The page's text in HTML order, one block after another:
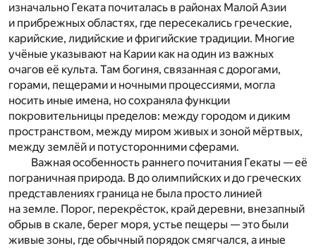
изначально Геката почиталась в районах Малой Азии
и прибрежных областях, где пересекались греческие,
карийские, лидийские и фригийские традиции. Многие
учёные указывают на Карии как на один из важных
очагов её культа. Там богиня, связанная с дорогами,
горами, пещерами и ночными процессиями, могла
носить иные имена, но сохраняла функции
покровительницы пределов: между городом и диким
пространством, между миром живых и зоной мёртвых,
между землёй и потусторонними сферами.
Важная особенность раннего почитания Гекаты — её
пограничная природа. В до олимпийских и до греческих
представлениях граница не была просто линией
на земле. Порог, перекрёсток, край деревни, внезапный
обрыв в скале, берег моря, устье пещеры — это были
живые зоны, где обычный порядок смягчался, а иные